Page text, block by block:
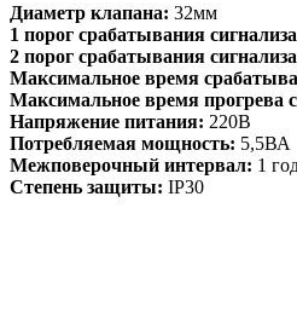
Диаметр клапана: 32мм
1 порог срабатывания
2 порог срабатывания
Максимальное время
Максимальное время прогрева
Напряжение питания: 220В
Потребляемая мощность: 5,5ВА
Межповерочный интервал: 1
Степень защиты: IP30